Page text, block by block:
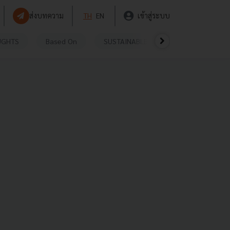
ส่งบทความ TH EN เข้าสู่ระบบ
Based On SUSTAINABLE